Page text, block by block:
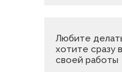
Любите
хотите сразу
своей работы